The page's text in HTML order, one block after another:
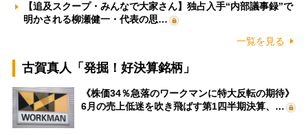
【追及スクープ・みんなで大家さん】独占入手“内部議事録”で
明かされる柳瀬健一・代表の思…
一覧を見る
古賀真人「発掘！好決算銘柄」
《株価34％急落のワークマンに特大反転の期待》
6月の売上低迷を吹き飛ばす第1四半期決算、…